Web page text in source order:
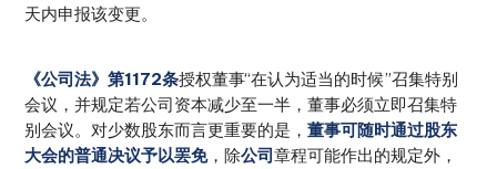
天内申报该变更。
《公司法》第1172条授权董事“在认为适当的时候”召集特别
会议，并规定若公司资本减少至一半，董事必须立即召集特
别会议。对少数股东而言更重要的是，董事可随时通过股东
大会的普通决议予以罢免，除公司章程可能作出的规定外，